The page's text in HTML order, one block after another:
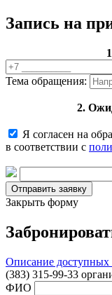
Запись на
Тема обращения:
2.
Я согласен на
в соответствии с
Закрыть форму
Описание доступных
(383) 315-99-33
ФИО